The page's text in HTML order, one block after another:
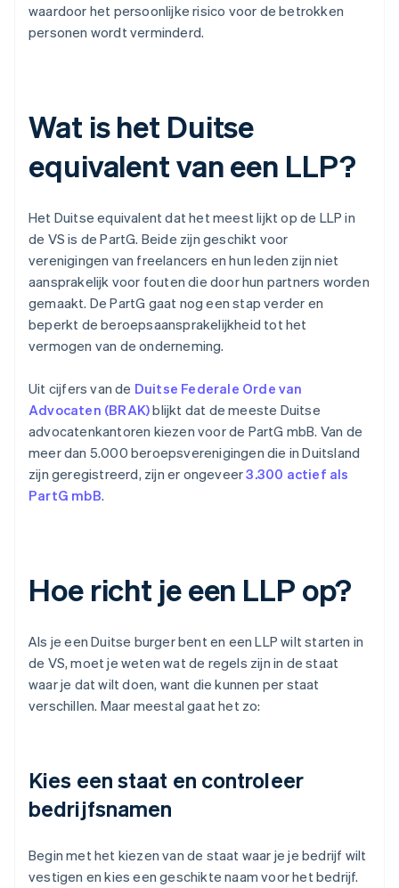
waardoor het persoonlijke risico voor de betrokken
personen wordt verminderd.
Wat is het Duitse
equivalent van een LLP?
Het Duitse equivalent dat het meest lijkt op de LLP in
de VS is de PartG. Beide zijn geschikt voor
verenigingen van freelancers en hun leden zijn niet
aansprakelijk voor fouten die door hun partners worden
gemaakt. De PartG gaat nog een stap verder en
beperkt de beroepsaansprakelijkheid tot het
vermogen van de onderneming.
Uit cijfers van de Duitse Federale Orde van
Advocaten (BRAK)blijkt dat de meeste Duitse
advocatenkantoren kiezen voor de PartG mbB. Van de
meer dan 5.000 beroepsverenigingen die in Duitsland
zijn geregistreerd, zijn er ongeveer3.300 actief als
PartG mbB.
Hoe richt je een LLP op?
Als je een Duitse burger bent en een LLP wilt starten in
de VS, moet je weten wat de regels zijn in de staat
waar je dat wilt doen, want die kunnen per staat
verschillen. Maar meestal gaat het zo:
Kies een staat en controleer
bedrijfsnamen
Begin met het kiezen van de staat waar je je bedrijf wilt
vestigen en kies een geschikte naam voor het bedrijf.